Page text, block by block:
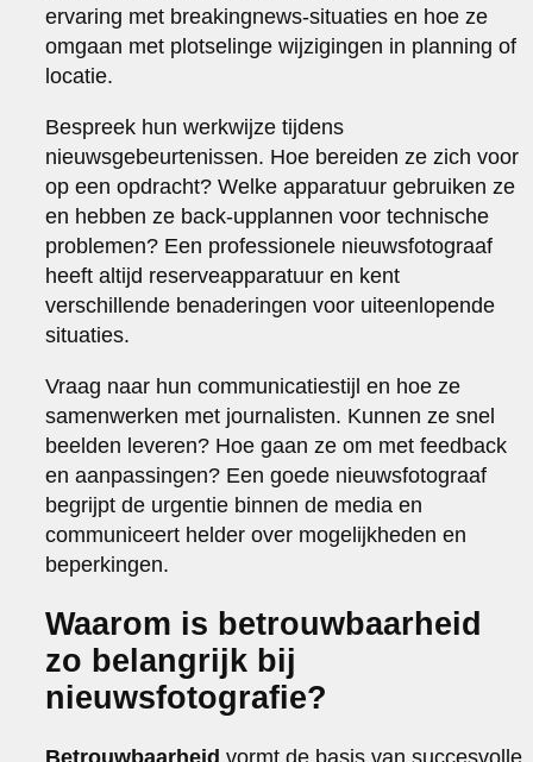
ervaring met breakingnews-situaties en hoe ze
omgaan met plotselinge wijzigingen in planning of
locatie.
Bespreek hun werkwijze tijdens
nieuwsgebeurtenissen. Hoe bereiden ze zich voor
op een opdracht? Welke apparatuur gebruiken ze
en hebben ze back-upplannen voor technische
problemen? Een professionele nieuwsfotograaf
heeft altijd reserveapparatuur en kent
verschillende benaderingen voor uiteenlopende
situaties.
Vraag naar hun communicatiestijl en hoe ze
samenwerken met journalisten. Kunnen ze snel
beelden leveren? Hoe gaan ze om met feedback
en aanpassingen? Een goede nieuwsfotograaf
begrijpt de urgentie binnen de media en
communiceert helder over mogelijkheden en
beperkingen.
Waarom is betrouwbaarheid
zo belangrijk bij
nieuwsfotografie?
Betrouwbaarheid vormt de basis van succesvolle